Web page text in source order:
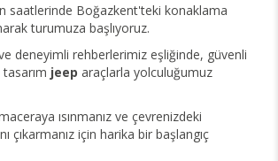
saatlerinde Boğazkent'teki konaklama
turumuza başlıyoruz.
deneyimli rehberlerimiz eşliğinde, güvenli
jeep araçlarla yolculuğumuz
ısınmanız ve çevrenizdeki
çıkarmanız için harika bir başlangıç